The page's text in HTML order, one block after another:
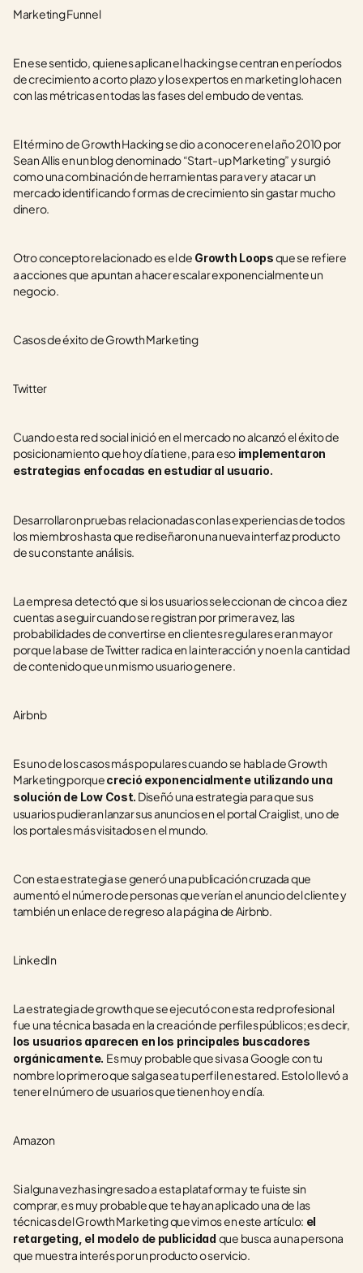
Marketing Funnel
En ese sentido, quienes aplican el hacking se centran en períodos
de crecimiento a corto plazo y los expertos en marketing lo hacen
con las métricas en todas las fases del embudo de ventas.
El término de Growth Hacking se dio a conocer en el año 2010 por
Sean Allis en un blog denominado “Start-up Marketing” y surgió
como una combinación de herramientas para ver y atacar un
mercado identificando formas de crecimiento sin gastar mucho
dinero.
Otro concepto relacionado es el de Growth Loops que se refiere
a acciones que apuntan a hacer escalar exponencialmente un
negocio.
Casos de éxito de Growth Marketing
Twitter
Cuando esta red social inició en el mercado no alcanzó el éxito de
posicionamiento que hoy día tiene, para eso implementaron
estrategias enfocadas en estudiar al usuario.
Desarrollaron pruebas relacionadas con las experiencias de todos
los miembros hasta que rediseñaron una nueva interfaz producto
de su constante análisis.
La empresa detectó que si los usuarios seleccionan de cinco a diez
cuentas a seguir cuando se registran por primera vez, las
probabilidades de convertirse en clientes regulares eran mayor
porque la base de Twitter radica en la interacción y no en la cantidad
de contenido que un mismo usuario genere.
Airbnb
Es uno de los casos más populares cuando se habla de Growth
Marketing porque creció exponencialmente utilizando una
solución de Low Cost. Diseñó una estrategia para que sus
usuarios pudieran lanzar sus anuncios en el portal Craiglist, uno de
los portales más visitados en el mundo.
Con esta estrategia se generó una publicación cruzada que
aumentó el número de personas que verían el anuncio del cliente y
también un enlace de regreso a la página de Airbnb.
LinkedIn
La estrategia de growth que se ejecutó con esta red profesional
los usuarios aparecen en los principales buscadores
orgánicamente. Es muy probable que si vas a Google con tu
nombre lo primero que salga sea tu perfil en esta red. Esto lo llevó a
tener el número de usuarios que tienen hoy en día.
Amazon
Si alguna vez has ingresado a esta plataforma y te fuiste sin
comprar, es muy probable que te hayan aplicado una de las
técnicas del Growth Marketing que vimos en este artículo: el
retargeting, el modelo de publicidad que busca a una persona
que muestra interés por un producto o servicio.